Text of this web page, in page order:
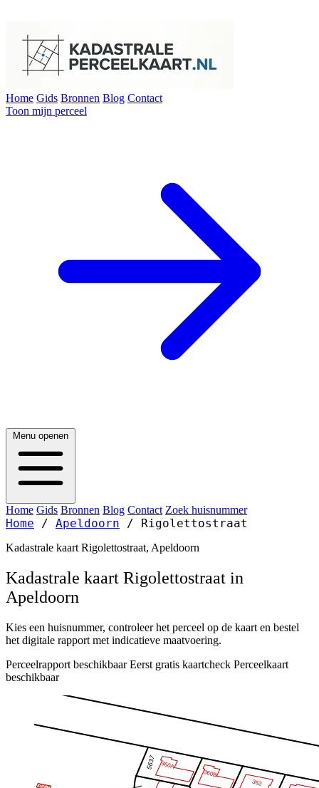
Home Gids Bronnen Blog Contact
Toon mijn perceel
Menu openen
Home Gids Bronnen Blog Contact Zoek huisnummer
Home / Apeldoorn / Rigolettostraat
Kadastrale kaart Rigolettostraat, Apeldoorn
Kadastrale kaart Rigolettostraat in
Apeldoorn
Kies een huisnummer, controleer het perceel op de kaart en bestel
het digitale rapport met indicatieve maatvoering.
Perceelrapport beschikbaar Eerst gratis kaartcheck Perceelkaart
beschikbaar